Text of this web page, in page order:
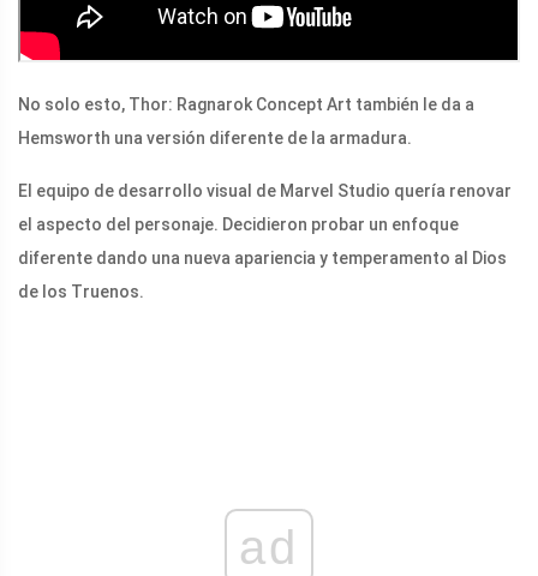
No solo esto, Thor: Ragnarok Concept Art también le da a
Hemsworth una versión diferente de la armadura.
El equipo de desarrollo visual de Marvel Studio quería renovar
el aspecto del personaje. Decidieron probar un enfoque
diferente dando una nueva apariencia y temperamento al Dios
de los Truenos.
ad